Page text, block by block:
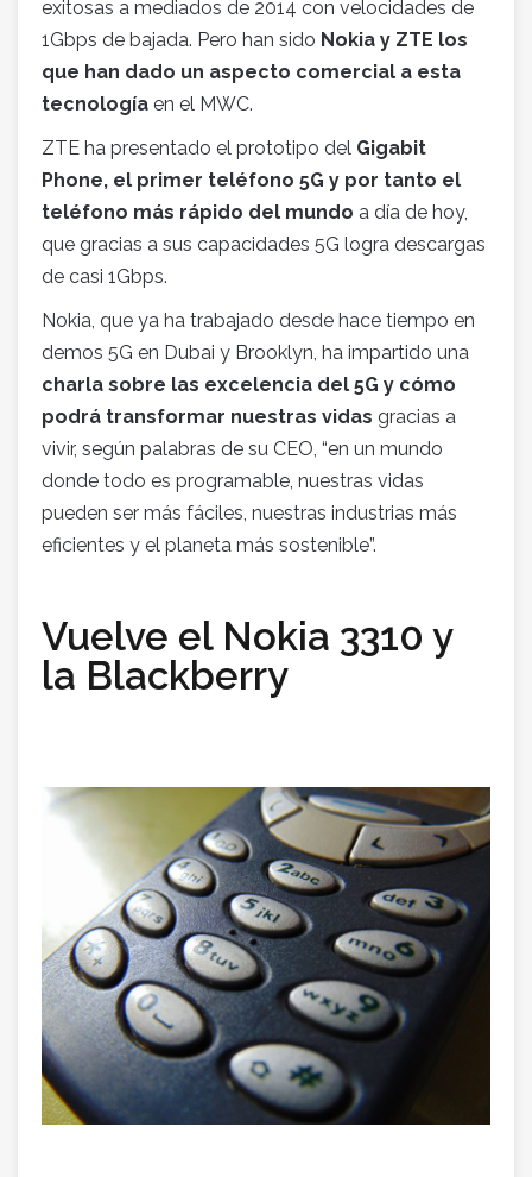
exitosas a mediados de 2014 con velocidades de
1Gbps de bajada. Pero han sido Nokia y ZTE los
que han dado un aspecto comercial a esta
tecnología en el MWC.
ZTE ha presentado el prototipo del Gigabit
Phone, el primer teléfono 5G y por tanto el
teléfono más rápido del mundo a día de hoy,
que gracias a sus capacidades 5G logra descargas
de casi 1Gbps.
Nokia, que ya ha trabajado desde hace tiempo en
demos 5G en Dubai y Brooklyn, ha impartido una
charla sobre las excelencia del 5G y cómo
podrá transformar nuestras vidas gracias a
vivir, según palabras de su CEO, “en un mundo
donde todo es programable, nuestras vidas
pueden ser más fáciles, nuestras industrias más
eficientes y el planeta más sostenible”.
Vuelve el Nokia 3310 y
la Blackberry